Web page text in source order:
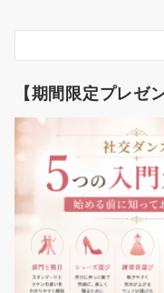
ン
【期間限定プレゼ